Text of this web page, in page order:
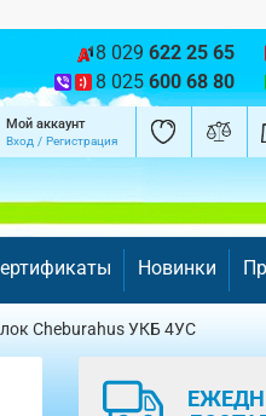
8 029 622 25 65
8 025 600 68 80
Мой аккаунт
Вход / Регистрация
Новинки
Cheburahus УКБ 4УС